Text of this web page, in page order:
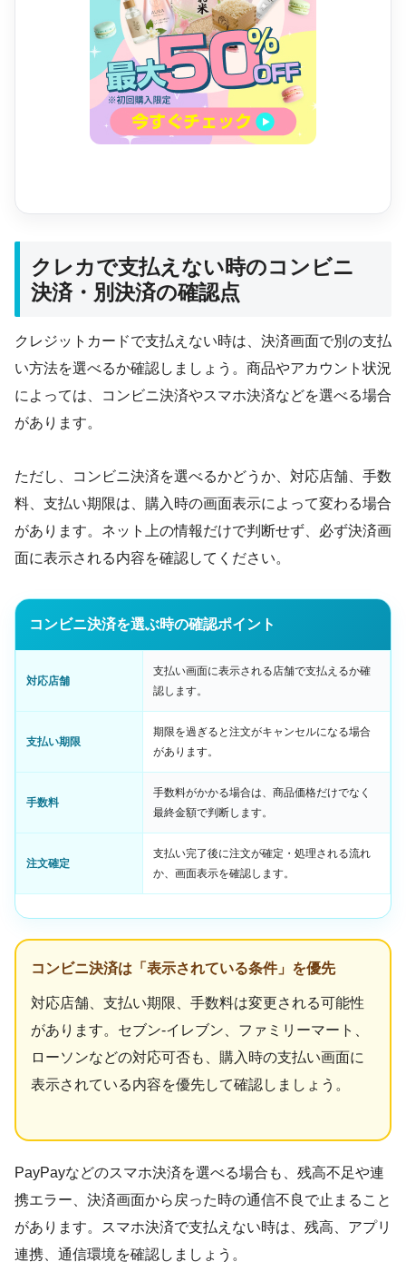
クレカで支払えない時のコンビニ
決済・別決済の確認点
クレジットカードで支払えない時は、決済画面で別の支払
い方法を選べるか確認しましょう。商品やアカウント状況
によっては、コンビニ決済やスマホ決済などを選べる場合
があります。
ただし、コンビニ決済を選べるかどうか、対応店舗、手数
料、支払い期限は、購入時の画面表示によって変わる場合
があります。ネット上の情報だけで判断せず、必ず決済画
面に表示される内容を確認してください。
コンビニ決済を選ぶ時の確認ポイント
対応店舗
支払い画面に表示される店舗で支払えるか確
認します。
支払い期限
期限を過ぎると注文がキャンセルになる場合
があります。
手数料
手数料がかかる場合は、商品価格だけでなく
最終金額で判断します。
注文確定
支払い完了後に注文が確定・処理される流れ
か、画面表示を確認します。
コンビニ決済は「表示されている条件」を優先
対応店舗、支払い期限、手数料は変更される可能性
があります。セブン-イレブン、ファミリーマート、
ローソンなどの対応可否も、購入時の支払い画面に
表示されている内容を優先して確認しましょう。
PayPayなどのスマホ決済を選べる場合も、残高不足や連
携エラー、決済画面から戻った時の通信不良で止まること
があります。スマホ決済で支払えない時は、残高、アプリ
連携、通信環境を確認しましょう。